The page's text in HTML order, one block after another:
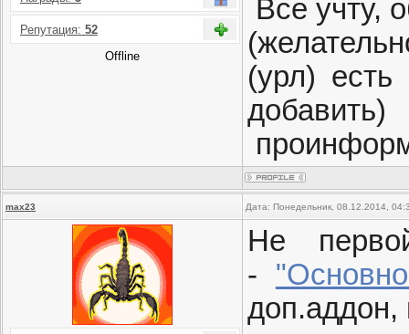
Репутация: 52
Offline
Все учту,
(урл)
max23 Дата: Понедельник, 08.12.2014,
Не
-